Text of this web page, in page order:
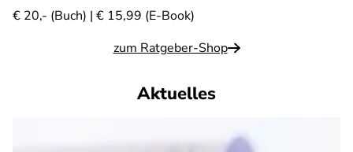
€ 20,- (Buch) | € 15,99 (E-Book)
zum Ratgeber-Shop
Aktuelles